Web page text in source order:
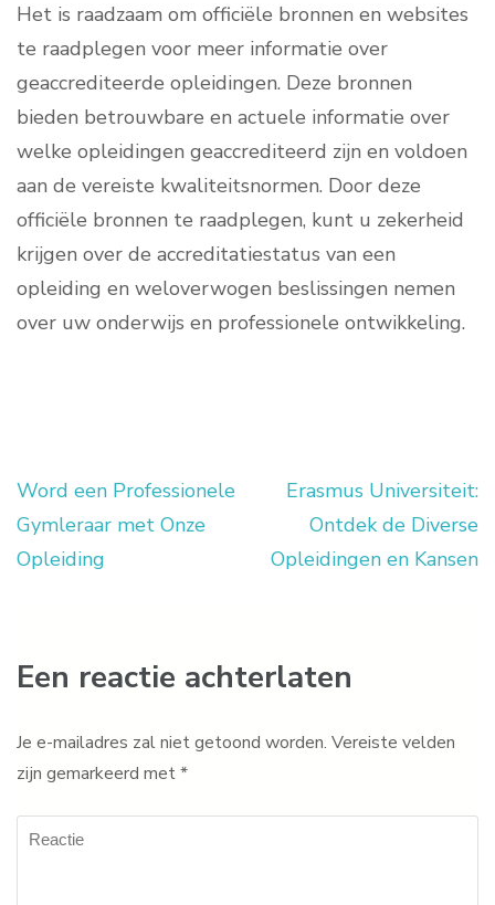
Het is raadzaam om officiële bronnen en websites
te raadplegen voor meer informatie over
geaccrediteerde opleidingen. Deze bronnen
bieden betrouwbare en actuele informatie over
welke opleidingen geaccrediteerd zijn en voldoen
aan de vereiste kwaliteitsnormen. Door deze
officiële bronnen te raadplegen, kunt u zekerheid
krijgen over de accreditatiestatus van een
opleiding en weloverwogen beslissingen nemen
over uw onderwijs en professionele ontwikkeling.
Berichtnavigatie
Word een Professionele
Gymleraar met Onze
Opleiding
Erasmus Universiteit:
Ontdek de Diverse
Opleidingen en Kansen
Een reactie achterlaten
Je e-mailadres zal niet getoond worden. Vereiste velden
zijn gemarkeerd met*
Reactie